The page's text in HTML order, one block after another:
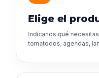
Elige el
Indícanos qué
tomatodos, agendas,